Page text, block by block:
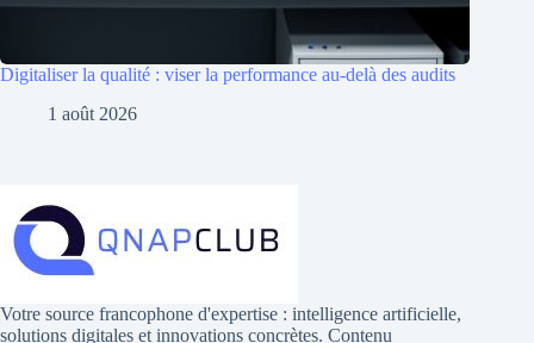
Digitaliser la qualité : viser la performance au-delà des audits
1 août 2026
Votre source francophone d'expertise : intelligence artificielle,
solutions digitales et innovations concrètes. Contenu